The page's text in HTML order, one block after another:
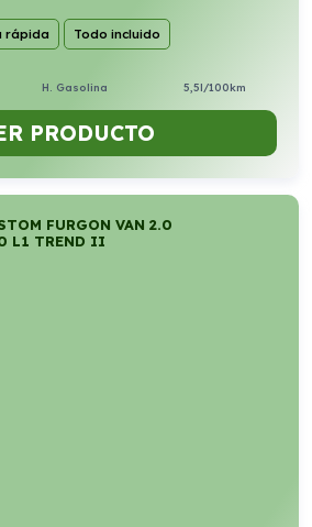
rápida Todo incluido
H. Gasolina 5,5l/100km
PRODUCTO
FURGON VAN 2.0
L1 TREND II